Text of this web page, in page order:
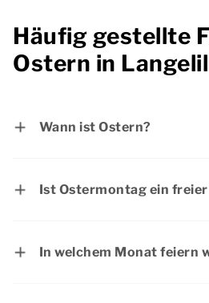
Häufig gestellte
Ostern in
Wann ist Ostern?
Ist Ostermontag ein freier
In welchem Monat feiern